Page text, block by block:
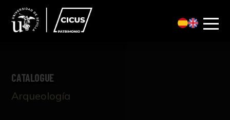
CATALOGUE
Arqueología